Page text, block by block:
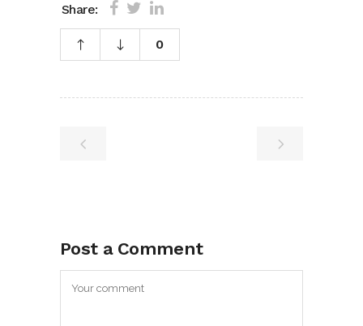
Share:
0
Post a Comment